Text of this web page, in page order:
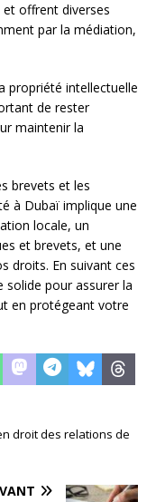
et offrent diverses
par la médiation,
propriété intellectuelle
de rester
maintenir la
brevets et les
à Dubaï implique une
locale, un
et brevets, et une
droits. En suivant ces
solide pour assurer la
en protégeant votre
droit des relations de